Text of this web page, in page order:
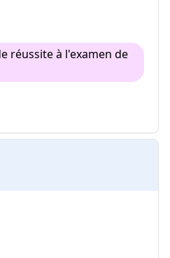
réussite à l'examen de